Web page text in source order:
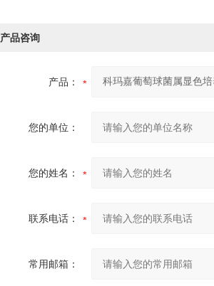
产品咨询
产品：
您的单位：
您的姓名：
联系电话：
常用邮箱：